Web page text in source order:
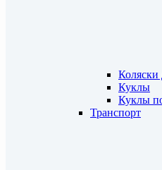
Коляски
Куклы
Куклы
Транспорт